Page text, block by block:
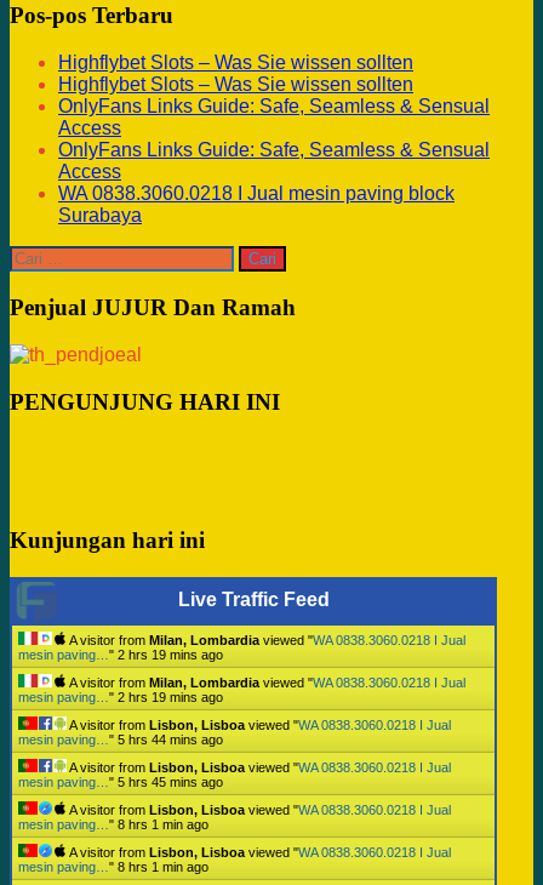
Pos-pos Terbaru
Highflybet Slots – Was Sie wissen sollten
Highflybet Slots – Was Sie wissen sollten
OnlyFans Links Guide: Safe, Seamless & Sensual
Access
OnlyFans Links Guide: Safe, Seamless & Sensual
Access
WA 0838.3060.0218 I Jual mesin paving block
Surabaya
Cari
untuk:
Penjual JUJUR Dan Ramah
PENGUNJUNG HARI INI
Kunjungan hari ini
Live Traffic Feed
A visitor from Milan, Lombardia viewed "WA 0838.3060.0218 I Jual
mesin paving… " 2 hrs 19 mins ago
A visitor from Milan, Lombardia viewed "WA 0838.3060.0218 I Jual
mesin paving… " 2 hrs 19 mins ago
A visitor from Lisbon, Lisboa viewed "WA 0838.3060.0218 I Jual
mesin paving… " 5 hrs 44 mins ago
A visitor from Lisbon, Lisboa viewed "WA 0838.3060.0218 I Jual
mesin paving… " 5 hrs 45 mins ago
A visitor from Lisbon, Lisboa viewed "WA 0838.3060.0218 I Jual
mesin paving… " 8 hrs 1 min ago
A visitor from Lisbon, Lisboa viewed "WA 0838.3060.0218 I Jual
mesin paving… " 8 hrs 1 min ago